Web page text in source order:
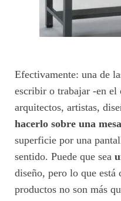
Efectivamente: una de
escribir o trabajar -en el
arquitectos, artistas,
hacerlo sobre una
superficie por una
sentido. Puede que sea
diseño, pero lo que está
productos no son más